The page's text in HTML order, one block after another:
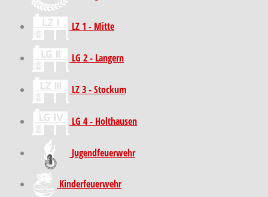
LZ 1 - Mitte
LG 2 - Langern
LZ 3 - Stockum
LG 4 - Holthausen
Jugendfeuerwehr
Kinder­feuer­wehr